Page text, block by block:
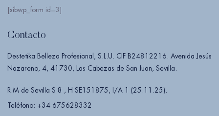
[sibwp_form id=3]
Contacto
Destetika Belleza Profesional, S.L.U. CIF B24812216. Avenida Jesús
Nazareno, 4, 41730, Las Cabezas de San Juan, Sevilla.
R.M de Sevilla S 8 , H SE151875, I/A 1 (25.11.25).
Teléfono: +34 675628332